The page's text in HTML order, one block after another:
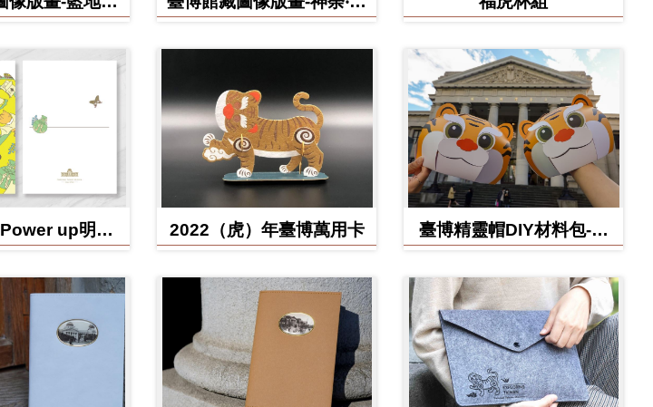
up明信
2022（虎）年臺博萬用卡
臺博精靈帽DIY材料包-虎